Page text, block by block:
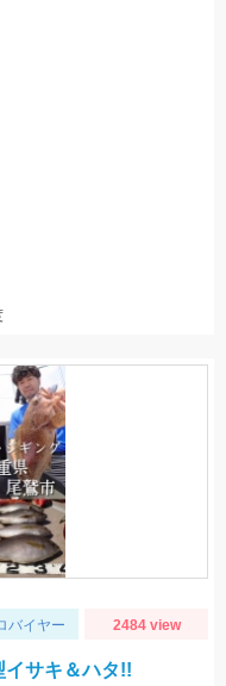
バイヤー 2484 view
イサキ＆ハタ!!